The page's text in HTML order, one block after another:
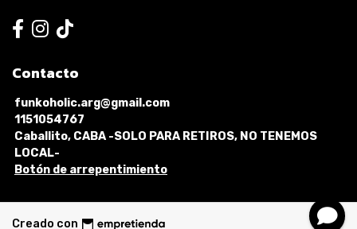
Contacto
funkoholic.arg@gmail.com
1151054767
Caballito, CABA -SOLO PARA RETIROS, NO TENEMOS
LOCAL-
Botón de arrepentimiento
Creado con